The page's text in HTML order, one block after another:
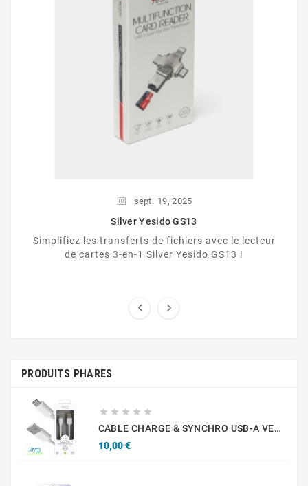
sept. 19, 2025
Silver Yesido GS13
Simplifiez les transferts de fichiers avec le lecteur
de cartes 3-en-1 Silver Yesido GS13 !
 
PRODUITS PHARES
    
CABLE CHARGE & SYNCHRO USB-A VERS MICRO-USB - 1.5M - BLANC - JAYM
10,00 €Prix